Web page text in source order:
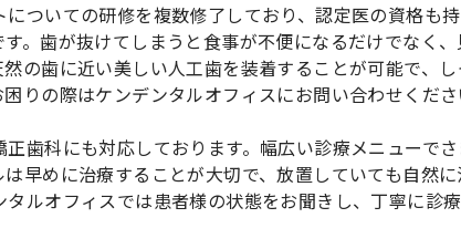
ついての研修を複数修了しており、認定医の資格も
。歯が抜けてしまうと食事が不便になるだけでなく、
の歯に近い美しい人工歯を装着することが可能で、し
りの際はケンデンタルオフィスにお問い合わせくださ
歯科にも対応しております。幅広い診療メニューで
早めに治療することが大切で、放置していても自然
ルオフィスでは患者様の状態をお聞きし、丁寧に診